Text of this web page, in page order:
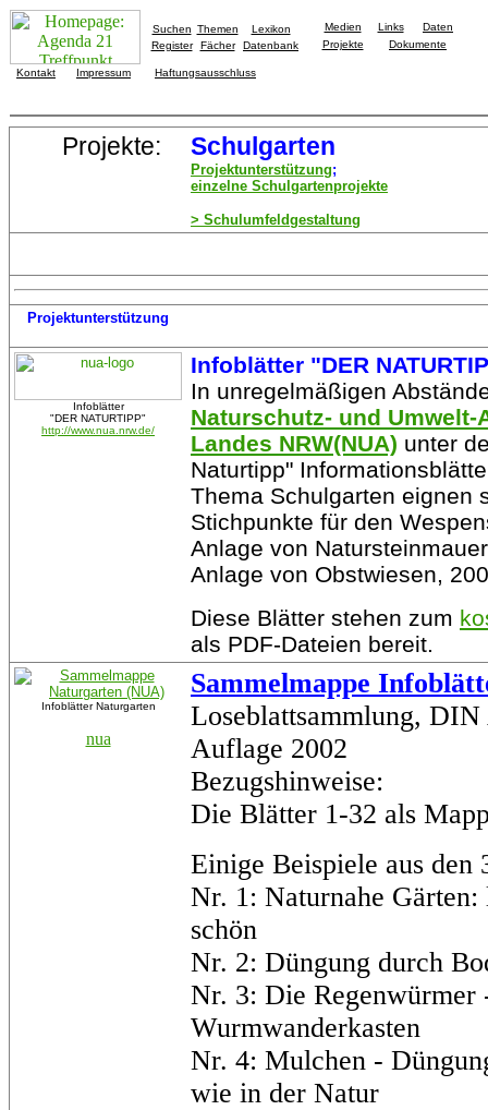
Suchen Themen
Lexikon
Register
Fächer Datenbank
Medien Links
Daten
Projekte
Dokumente
Kontakt Impressum Haftungsausschluss
Projekte: Schulgarten
Projektunterstützung;
einzelne Schulgartenprojekte
> Schulumfeldgestaltung
Projektunterstützung
Infoblätter
"DER NATURTIPP"
http://www.nua.nrw.de/
Infoblätter "DER
In unregelmäßigen
Naturschutz- und Umwelt-
Landes NRW(NUA) unter
Naturtipp"
Thema Schulgarten eignen
Stichpunkte für den
Anlage von
Anlage von Obstwiesen,
Diese Blätter stehen zum
als PDF-Dateien bereit.
Infoblätter Naturgarten
nua
Sammelmappe
Loseblattsammlung,
Auflage 2002
Bezugshinweise:
Die Blätter 1-32 als
Einige Beispiele aus den
Nr. 1: Naturnahe
schön
Nr. 2: Düngung durch
Nr. 3: Die Regenwürmer
Wurmwanderkasten
Nr. 4: Mulchen -
wie in der Natur